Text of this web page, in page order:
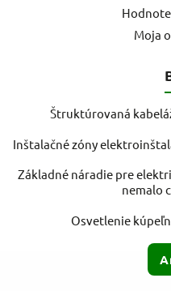
Moja
Štruktúrovaná
Inštalačné zóny
Základné náradie pre
nemalo
Osvetlenie